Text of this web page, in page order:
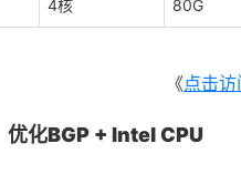
4核 80G
《点击
优化BGP + Intel CPU